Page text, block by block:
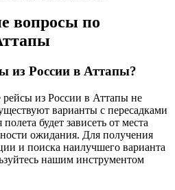
вопросы по
из России в Аттапы?
из России в Аттапы не
варианты с пересадками
будет зависеть от места
ожидания. Для получения
и поиска наилучшего варианта
нашим инструментом